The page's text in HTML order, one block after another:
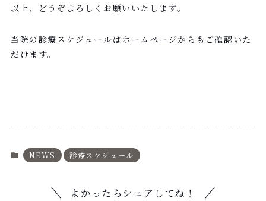
以上、どうぞよろしくお願いいたします。
当院の診療スケジュールはホームページからもご確認いた
だけます。
NEWS 診療スケジュール
よかったらシェアしてね！